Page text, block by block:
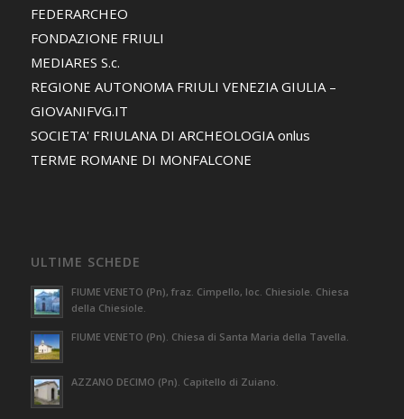
FEDERARCHEO
FONDAZIONE FRIULI
MEDIARES S.c.
REGIONE AUTONOMA FRIULI VENEZIA GIULIA –
GIOVANIFVG.IT
SOCIETA' FRIULANA DI ARCHEOLOGIA onlus
TERME ROMANE DI MONFALCONE
ULTIME SCHEDE
FIUME VENETO (Pn), fraz. Cimpello, loc. Chiesiole. Chiesa
della Chiesiole.
FIUME VENETO (Pn). Chiesa di Santa Maria della Tavella.
AZZANO DECIMO (Pn). Capitello di Zuiano.